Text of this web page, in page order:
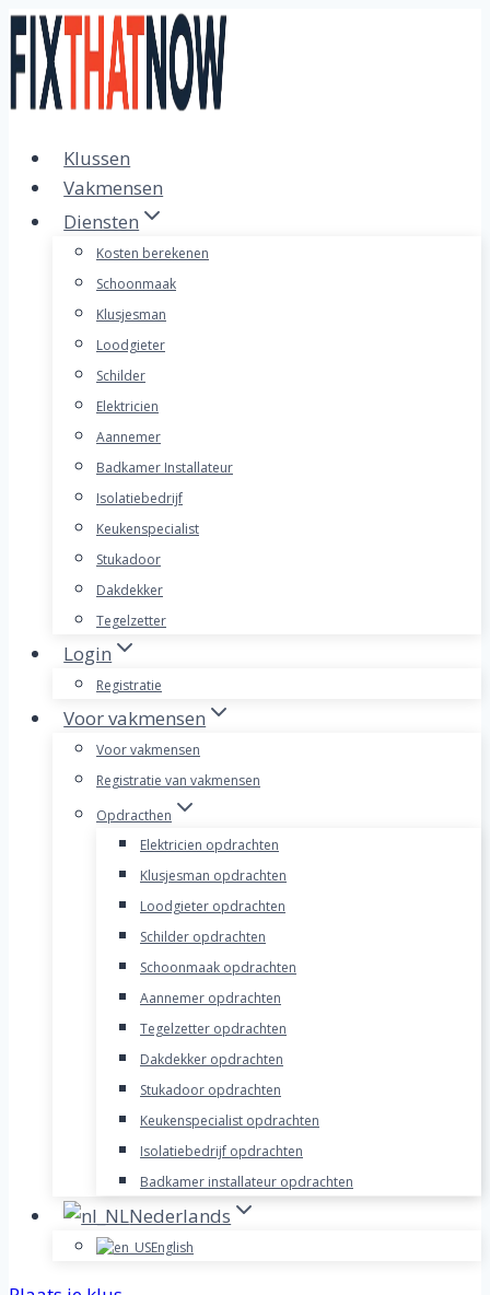
Doorgaan
naar
inhoud
Klussen
Vakmensen
Diensten
Kosten berekenen
Schoonmaak
Klusjesman
Loodgieter
Schilder
Elektricien
Aannemer
Badkamer Installateur
Isolatiebedrijf
Keukenspecialist
Stukadoor
Dakdekker
Tegelzetter
Login
Registratie
Voor vakmensen
Voor vakmensen
Registratie van vakmensen
Opdracthen
Elektricien opdrachten
Klusjesman opdrachten
Loodgieter opdrachten
Schilder opdrachten
Schoonmaak opdrachten
Aannemer opdrachten
Tegelzetter opdrachten
Dakdekker opdrachten
Stukadoor opdrachten
Keukenspecialist opdrachten
Isolatiebedrijf opdrachten
Badkamer installateur opdrachten
Nederlands
English